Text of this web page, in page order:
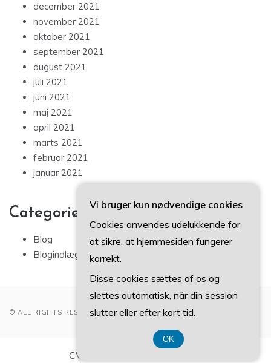
december 2021
november 2021
oktober 2021
september 2021
august 2021
juli 2021
juni 2021
maj 2021
april 2021
marts 2021
februar 2021
januar 2021
Categories
Blog
Blogindlæg
© ALL RIGHTS RESERVED 2022
CVR-Nummer DK-374 077 39
Vi bruger kun nødvendige cookies
Cookies anvendes udelukkende for
at sikre, at hjemmesiden fungerer
korrekt.
Disse cookies sættes af os og
slettes automatisk, når din session
slutter eller efter kort tid.
OK